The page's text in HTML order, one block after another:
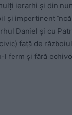
ierarhi și din
și impertinent
Daniel și cu
față de
l ferm și fără